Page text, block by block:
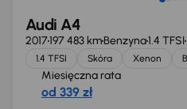
Audi A4
2017197 483 kmBenzyna1.4 TFSI
1.4 TFSI Skóra Xenon
Miesięczna rata
od 339 zł